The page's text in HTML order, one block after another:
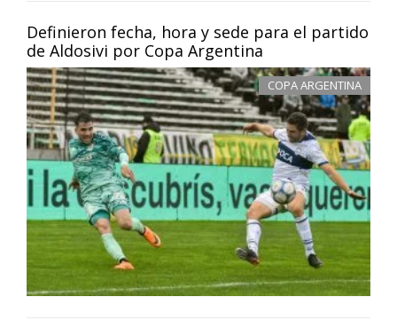
Definieron fecha, hora y sede para el partido
de Aldosivi por Copa Argentina
COPA ARGENTINA